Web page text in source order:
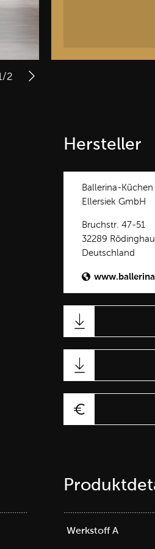
/2
Hersteller
Ballerina-
Ellersiek GmbH
Bruchstr. 47-51
32289
Deutschland
Werkstoff A